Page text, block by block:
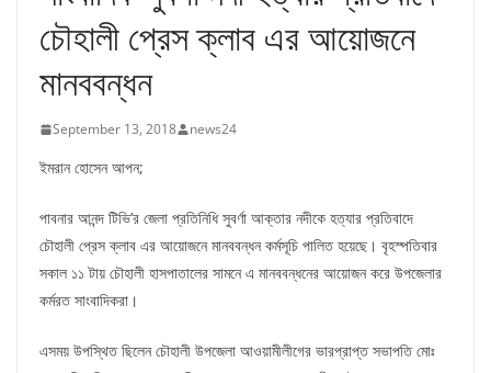
চৌহালী প্রেস ক্লাব এর আয়োজনে
মানববন্ধন
September 13, 2018 news24
ইমরান হোসেন আপন;
পাবনার আনন্দ টিভি’র জেলা প্রতিনিধি সুবর্ণা আক্তার নদীকে হত্যার প্রতিবাদে
চৌহালী প্রেস ক্লাব এর আয়োজনে মানববন্ধন কর্মসূচি পালিত হয়েছে। বৃহস্পতিবার
সকাল ১১ টায় চৌহালী হাসপাতালের সামনে এ মানববন্ধনের আয়োজন করে উপজেলার
কর্মরত সাংবাদিকরা।
এসময় উপস্থিত ছিলেন চৌহালী উপজেলা আওয়ামীলীগের ভারপ্রাপ্ত সভাপতি মোঃ